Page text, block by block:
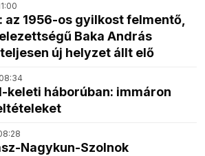
az 1956-os gyilkost felmentő,
Baka András
új helyzet állt elő
keleti háborúban: immáron
Nagykun-Szolnok